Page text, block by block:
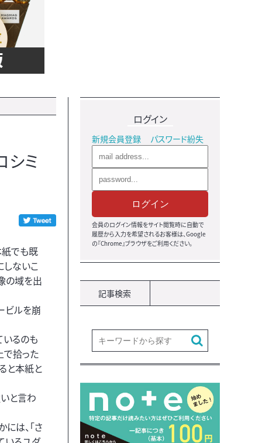
シミ
紙でも既
しないこ
の域を出
ビルを崩
いるのも
で拾った
と本紙と
と言わ
は、「さ
ログイン
新規会員登録 パスワード紛失
ログイン
会員のログイン情報をサイト閲覧時に自動で
履歴から入力を希望されるお客様は、Google
の『Chrome』ブラウザをご利用ください。
記事検索